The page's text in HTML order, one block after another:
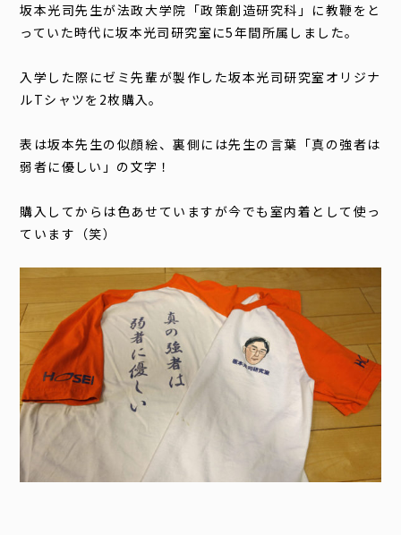
坂本光司先生が法政大学院「政策創造研究科」に教鞭をと
っていた時代に坂本光司研究室に5年間所属しました。
入学した際にゼミ先輩が製作した坂本光司研究室オリジナ
ルTシャツを2枚購入。
表は坂本先生の似顔絵、裏側には先生の言葉「真の強者は
弱者に優しい」の文字！
購入してからは色あせていますが今でも室内着として使っ
ています（笑）